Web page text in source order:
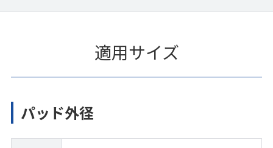
適用サイズ
パッド外径